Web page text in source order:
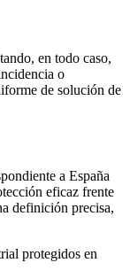
en todo caso,
o
de solución de
a España
eficaz frente
definición precisa,
protegidos en